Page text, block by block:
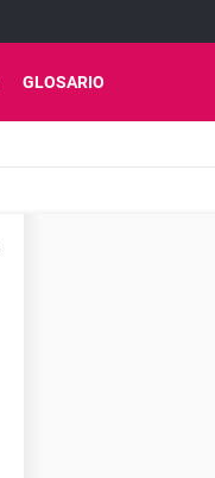
GLOSARIO